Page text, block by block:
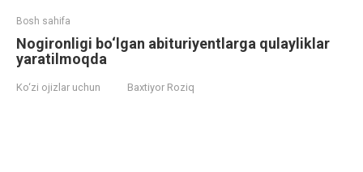
Bosh sahifa
Nogironligi bo‘lgan abituriyentlarga qulayliklar
yaratilmoqda
Ko‘zi ojizlar uchun Baxtiyor Roziq